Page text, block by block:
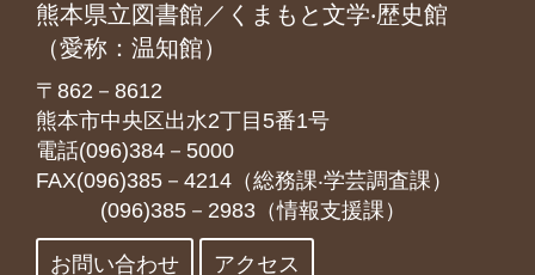
熊本県立図書館／くまもと文学‧歴史館
（愛称：温知館）
〒862－8612
熊本市中央区出水2丁目5番1号
電話(096)384－5000
FAX(096)385－4214（総務課‧学芸調査課）
(096)385－2983（情報支援課）
お問い合わせ アクセス